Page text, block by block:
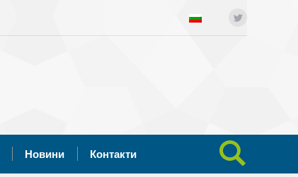
Новини Контакти Search:
Search: